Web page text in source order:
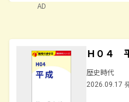
AD
Ｈ０４
歴史時代
2026.09.17